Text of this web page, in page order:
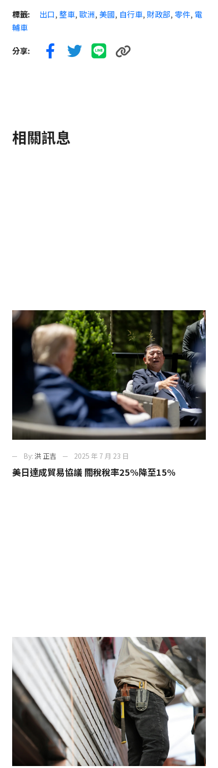
標籤: 出口, 整車, 歐洲, 美國, 自行車, 財政部, 零件, 電
輔車
分享:
相關訊息
By: 洪 正吉 2025 年 7 月 23 日
美日達成貿易協議 關稅稅率25%降至15%